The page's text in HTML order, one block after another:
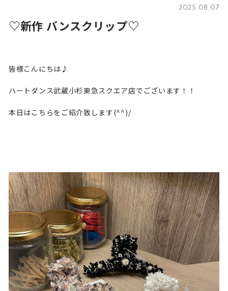
2025.08.07
♡新作 バンスクリップ♡
皆様こんにちは♪
ハートダンス武蔵小杉東急スクエア店でございます！！
本日はこちらをご紹介致します(^^)/